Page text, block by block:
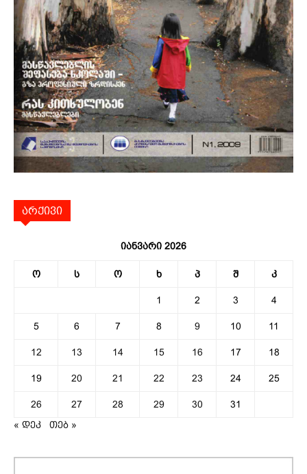
არქივი
იანვარი 2026
ო ს ო ხ პ შ კ
1 2 3 4
5 6 7 8 9 10 11
12 13 14 15 16 17 18
19 20 21 22 23 24 25
26 27 28 29 30
31
« დეკ
თებ »